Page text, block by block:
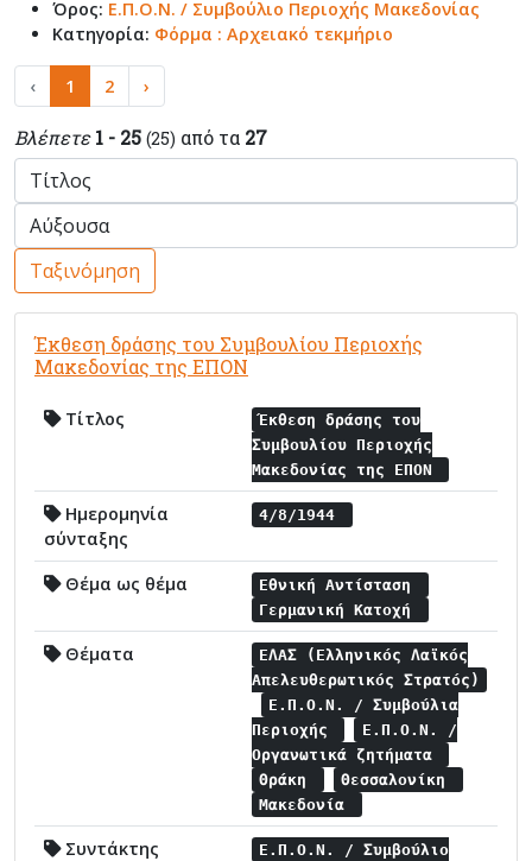
Όρος: Ε.Π.Ο.Ν. / Συμβούλιο Περιοχής Μακεδονίας
Κατηγορία: Φόρμα : Αρχειακό τεκμήριο
‹ 1 2 ›
Βλέπετε 1 - 25 (25) από τα 27
Ταξινόμηση
Έκθεση δράσης του Συμβουλίου Περιοχής
Μακεδονίας της ΕΠΟΝ
Τίτλος
Έκθεση δράσης του
Συμβουλίου Περιοχής
Μακεδονίας της ΕΠΟΝ
Ημερομηνία
σύνταξης
4/8/1944
Θέμα ως θέμα
Εθνική Αντίσταση
Γερμανική Κατοχή
Θέματα
ΕΛΑΣ (Ελληνικός Λαϊκός
Απελευθερωτικός Στρατός)
Ε.Π.Ο.Ν. / Συμβούλια
Περιοχής
Ε.Π.Ο.Ν. /
Οργανωτικά ζητήματα
Θράκη
Θεσσαλονίκη
Μακεδονία
Συντάκτης
Ε.Π.Ο.Ν. / Συμβούλιο